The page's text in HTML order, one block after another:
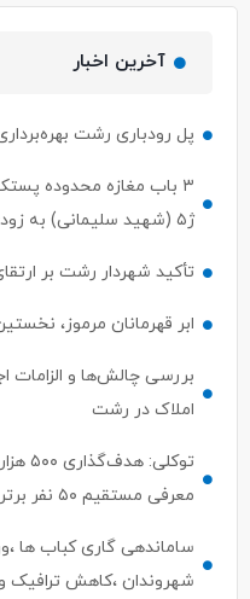
آخرین اخبار
پل رودباری رشت
۳ باب مغازه محدوده
ژ۵ (شهید سلیمانی) به زودی افتتاح می‌شود
تأکید شهردار رشت بر
ابر قهرمانان مرموز،
بررسی چالش‌ها و الزامات
املاک در رشت
معرفی مستقیم ۵۰ نفر برتر به بازار کار
ساماندهی گاری کباب ها
شهروندان ،کاهش